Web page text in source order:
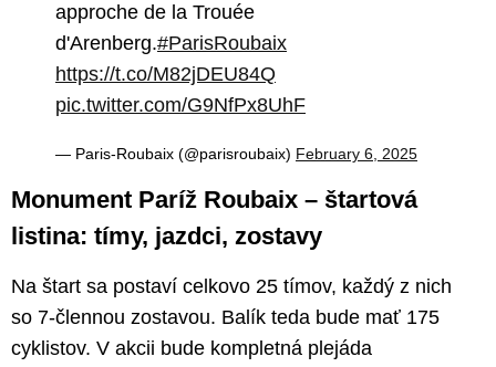
approche de la Trouée
d'Arenberg.#ParisRoubaix
https://t.co/M82jDEU84Q
pic.twitter.com/G9NfPx8UhF
— Paris-Roubaix (@parisroubaix) February 6, 2025
Monument Paríž Roubaix – štartová
listina: tímy, jazdci, zostavy
Na štart sa postaví celkovo 25 tímov, každý z nich
so 7-člennou zostavou. Balík teda bude mať 175
cyklistov. V akcii bude kompletná plejáda